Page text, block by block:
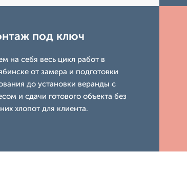
под ключ
на себя весь цикл работ в
от замера и подготовки
до установки веранды с
и сдачи готового объекта без
хлопот для клиента.